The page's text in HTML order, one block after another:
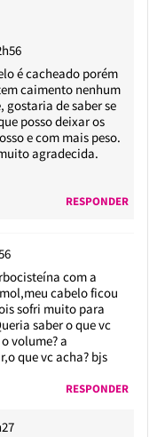
é cacheado porém
caimento nenhum
gostaria de saber se
posso deixar os
e com mais peso.
agradecida.
RESPONDER
com a
cabelo ficou
sofri muito para
saber o que vc
volume? a
que vc acha? bjs
RESPONDER